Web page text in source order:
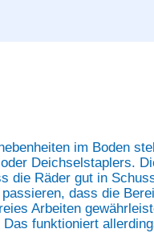
im Boden
Deichselstaplers.
die Räder gut in
dass die
Arbeiten
funktioniert